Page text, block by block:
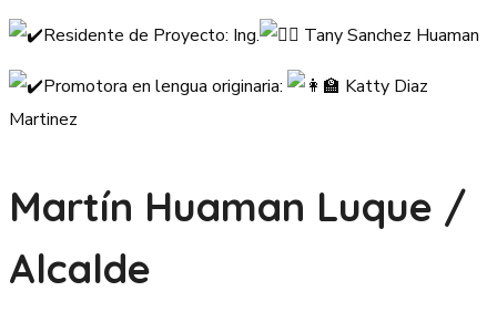
Residente de Proyecto: Ing. Tany Sanchez Huaman
Promotora en lengua originaria:
Katty Diaz
Martinez
Martín Huaman Luque /
Alcalde